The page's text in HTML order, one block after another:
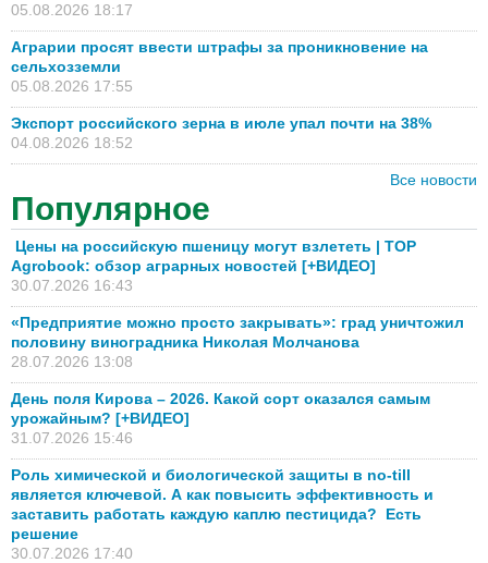
05.08.2026 18:17
Аграрии просят ввести штрафы за проникновение на
сельхозземли
05.08.2026 17:55
Экспорт российского зерна в июле упал почти на 38%
04.08.2026 18:52
Все новости
Популярное
Цены на российскую пшеницу могут взлететь | TOP
Agrobook: обзор аграрных новостей [+ВИДЕО]
30.07.2026 16:43
«Предприятие можно просто закрывать»: град уничтожил
половину виноградника Николая Молчанова
28.07.2026 13:08
День поля Кирова – 2026. Какой сорт оказался самым
урожайным? [+ВИДЕО]
31.07.2026 15:46
Роль химической и биологической защиты в no-till
является ключевой. А как повысить эффективность и
заставить работать каждую каплю пестицида? Есть
решение
30.07.2026 17:40